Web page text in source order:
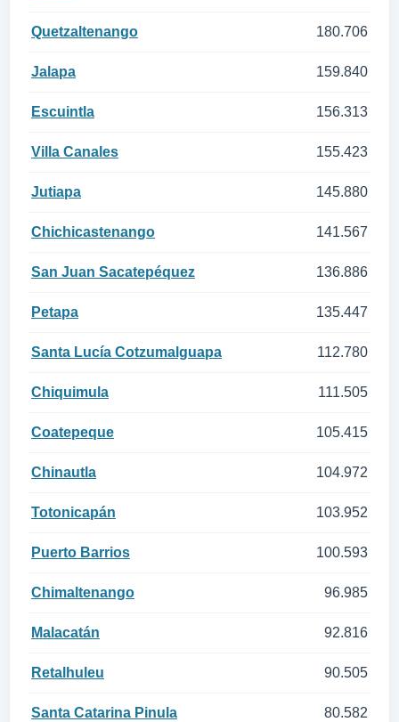
Quetzaltenango 180.706
Jalapa 159.840
Escuintla 156.313
Villa Canales 155.423
Jutiapa 145.880
Chichicastenango 141.567
San Juan Sacatepéquez 136.886
Petapa 135.447
Santa Lucía Cotzumalguapa 112.780
Chiquimula 111.505
Coatepeque 105.415
Chinautla 104.972
Totonicapán 103.952
Puerto Barrios 100.593
Chimaltenango 96.985
Malacatán 92.816
Retalhuleu 90.505
Santa Catarina Pinula 80.582